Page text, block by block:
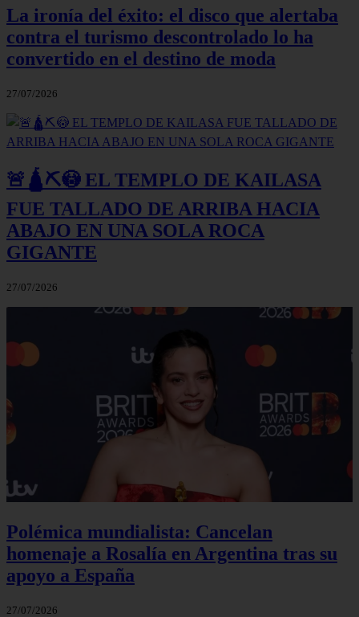
La ironía del éxito: el disco que alertaba
contra el turismo descontrolado lo ha
convertido en el destino de moda
27/07/2026
🚨🛕⛏️😳 EL TEMPLO DE KAILASA
FUE TALLADO DE ARRIBA HACIA
ABAJO EN UNA SOLA ROCA
GIGANTE
27/07/2026
Polémica mundialista: Cancelan
homenaje a Rosalía en Argentina tras su
apoyo a España
27/07/2026